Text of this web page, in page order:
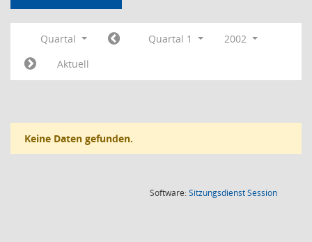
Quartal Quartal 1
2002
Aktuell
Keine Daten gefunden.
Software:SitzungsdienstSession(Wird in